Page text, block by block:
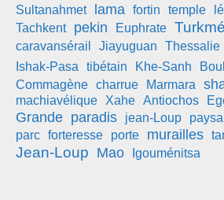
Sultanahmet
lama fortin temple
Tachkent
pekin Euphrate
caravansérail Jiayuguan Thessalie
Ishak-Pasa tibétain Khe-Sanh
Commagène charrue Marmara
machiavélique Xahe Antiochos
Grande paradis jean-Loup
parc forteresse porte murailles
Jean-Loup Mao Igouménitsa